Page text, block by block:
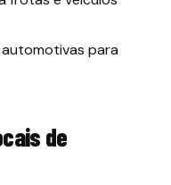
para
de